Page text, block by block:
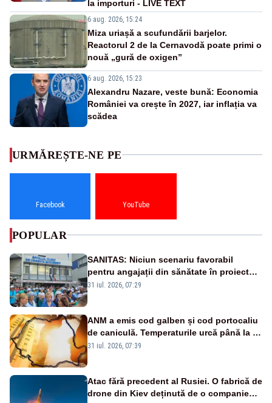
la importuri - LIVE TEXT
6 aug. 2026, 15:24
Miza uriașă a scufundării barjelor.
Reactorul 2 de la Cernavodă poate primi o
nouă „gură de oxigen”
6 aug. 2026, 15:23
Alexandru Nazare, veste bună: Economia
României va crește în 2027, iar inflația va
scădea
URMĂREȘTE-NE PE
Facebook YouTube
POPULAR
SANITAS: Niciun scenariu favorabil
pentru angajații din sănătate în proiectul
Legii salarizării
31 iul. 2026, 07:29
ANM a emis cod galben și cod portocaliu
de caniculă. Temperaturile urcă până la 38
de grade, iar nopțile devin tropicale
31 iul. 2026, 07:39
Atac fără precedent al Rusiei. O fabrică de
drone din Kiev deținută de o companie